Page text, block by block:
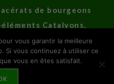
moi
de bourgeons
Catalyons,
Vitall'plus, huiles
et minéraux, gamme
bio Royer.
vous garantir la meilleure
Si vous continuez à utiliser ce
vous en êtes satisfait.